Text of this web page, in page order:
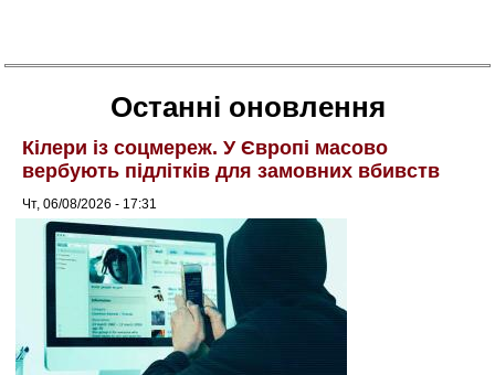
Останні оновлення
Кілери із соцмереж. У Європі масово
вербують підлітків для замовних вбивств
Чт, 06/08/2026 - 17:31